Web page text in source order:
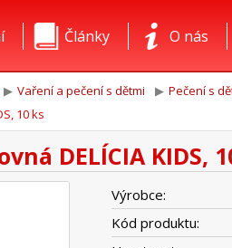
O nás
Články
Vaření a pečení s dětmi
Pečení s
10 ks
DELÍCIA KIDS,
Výrobce:
Kód produktu: